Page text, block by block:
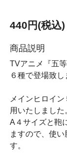
440円(税込)
商品説明
TVアニメ『五
６種で登場致し
メインヒロイ
用いたしました
A４サイズと鞄
ますので、使
す。